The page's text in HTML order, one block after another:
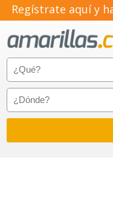
Regístrate aquí y